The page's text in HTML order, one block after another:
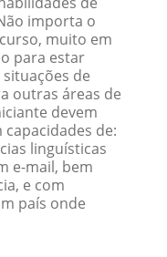
importa o
muito em
para estar
de
outras áreas de
devem
de:
linguísticas
e-mail, bem
e com
país onde